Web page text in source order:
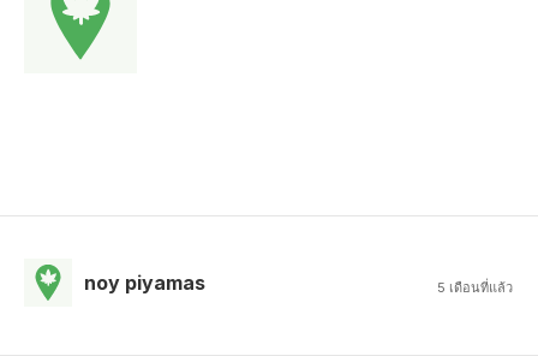
noy piyamas 5 เดือนที่แล้ว